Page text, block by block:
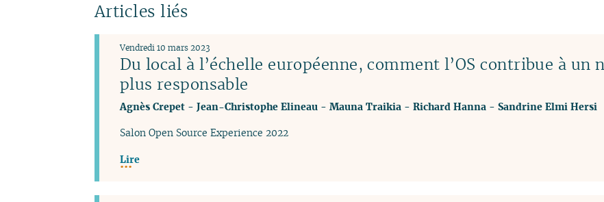
Articles liés
Du local à l’échelle européenne, comment l’OS contribue à un
plus responsable
Vendredi 10 mars 2023
Agnès Crepet- Jean-Christophe Elineau - Mauna Traikia- Richard Hanna- Sandrine Elmi Hersi
Salon Open Source Experience 2022
Lire